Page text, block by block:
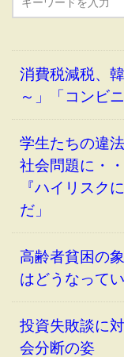
消費税減税、
～」「コンビ
学生たちの違
社会問題に・
『ハイリスク
だ」
高齢者貧困の
はどうなって
投資失敗談に
会分断の姿